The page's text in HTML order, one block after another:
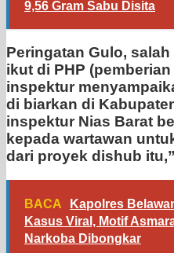
9,56 Gram Sabu Disita
Peringatan Gulo,
ikut di PHP
inspektur
di biarkan di
inspektur Nias Barat
kepada wartawan
dari proyek dishub
BACA
Kapolres
Kasus Viral, Motif
Narkoba Dibongkar